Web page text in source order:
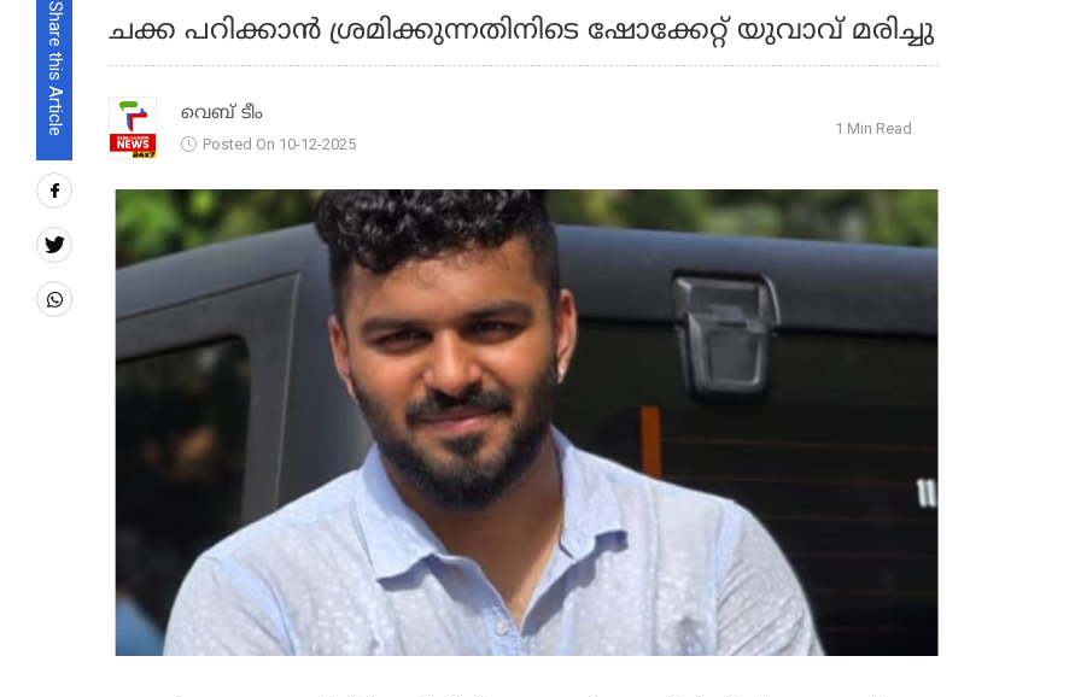
Share this Article ചക്ക പറിക്കാൻ ശ്രമിക്കുന്നതിനിടെ ഷോക്കേറ്റ് യുവാവ് മരിച്ചു
വെബ് ടീം
Posted On 10-12-2025
1 Min Read